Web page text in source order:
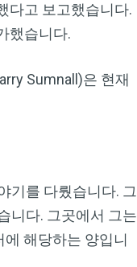
다고 보고했습니다.
했습니다.
Sumnall)은 현재
기를 다뤘습니다. 그
니다. 그곳에서 그는
해당하는 양입니